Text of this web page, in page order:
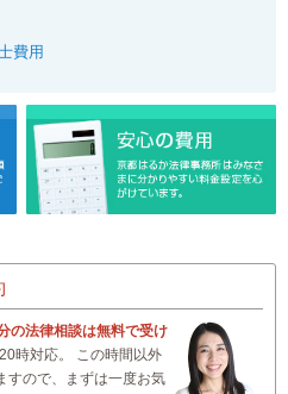
費用
の法律相談は無料で受け
時対応。 この時間以外
すので、まずは一度お気